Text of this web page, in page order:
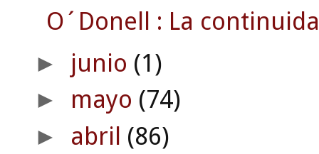
O´Donell : La
► junio (1)
► mayo (74)
► abril (86)